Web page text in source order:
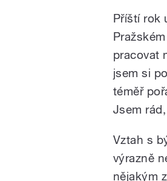
Příští rok
pracovat
jsem si
téměř
Jsem
Vztah s
výrazně
nějakým